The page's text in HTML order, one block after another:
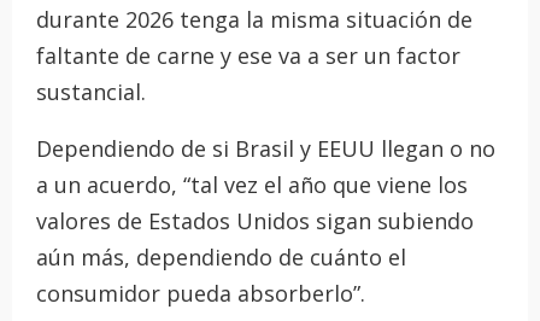
durante 2026 tenga la misma situación de
faltante de carne y ese va a ser un factor
sustancial.
Dependiendo de si Brasil y EEUU llegan o no
a un acuerdo, “tal vez el año que viene los
valores de Estados Unidos sigan subiendo
aún más, dependiendo de cuánto el
consumidor pueda absorberlo”.